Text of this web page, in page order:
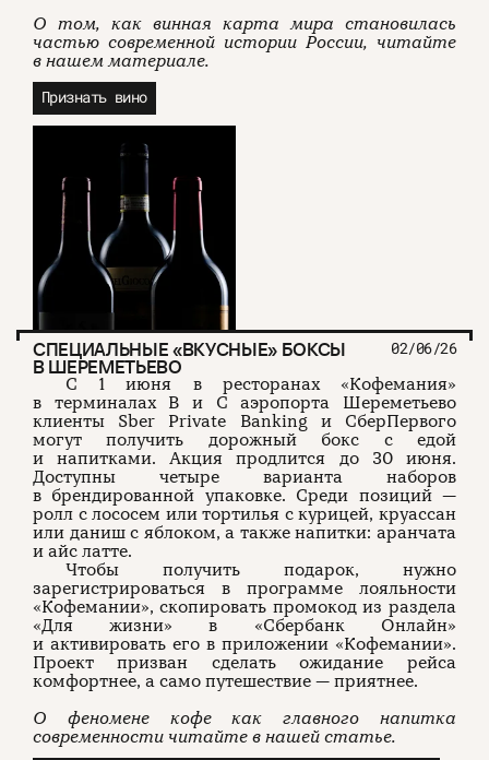
О том, как винная карта мира становилась
частью современной истории России, читайте
в нашем материале.
Признать вино
СПЕЦИАЛЬНЫЕ «ВКУСНЫЕ» БОКСЫ
В ШЕРЕМЕТЬЕВО
02/06/26
С 1 июня в ресторанах «Кофемания»
в терминалах B и C аэропорта Шереметьево
клиенты Sber Private Banking и СберПервого
могут получить дорожный бокс с едой
и напитками. Акция продлится до 30 июня.
Доступны четыре варианта наборов
в брендированной упаковке. Среди позиций —
ролл с лососем или тортилья с курицей, круассан
или даниш с яблоком, а также напитки: аранчата
и айс латте.
Чтобы получить подарок, нужно
зарегистрироваться в программе лояльности
«Кофемании», скопировать промокод из раздела
«Для жизни» в «Сбербанк Онлайн»
и активировать его в приложении «Кофемании».
Проект призван сделать ожидание рейса
комфортнее, а само путешествие — приятнее.
О феномене кофе как главного напитка
современности читайте в нашей статье.